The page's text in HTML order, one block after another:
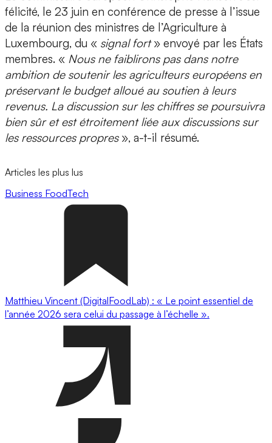
félicité, le 23 juin en conférence de presse à l’issue
de la réunion des ministres de l’Agriculture à
Luxembourg, du « signal fort» envoyé par les États
membres. « Nous ne faiblirons pas dans notre
ambition de soutenir les agriculteurs européens en
préservant le budget alloué au soutien à leurs
revenus. La discussion sur les chiffres se poursuivra
bien sûr et est étroitement liée aux discussions sur
les ressources propres », a-t-il résumé.
Articles les plus lus
Business FoodTech
Matthieu Vincent (DigitalFoodLab) : « Le point essentiel de
l’année 2026 sera celui du passage à l’échelle ».